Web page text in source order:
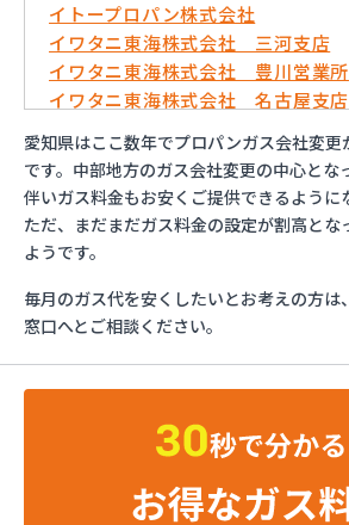
イトープロパン株式会社
イワタニ東海株式会社 三河支店
イワタニ東海株式会社 豊川営業所
イワタニ東海株式会社 名古屋支店
イワタニ東海株式会社 名古屋南営
およべプロパン
ガスショップイチカワ
ガステックサービス株式会社 安
ガステックサービス株式会社 西三
ガステックサービス株式会社 蒲
ガステックサービス株式会社 吉良
ガステックサービス株式会社 新
ガステックサービス株式会社 西
ガステックサービス株式会社 尾
ガステックサービス株式会社 豊川
愛知県はここ数年でプロパンガス会社変更
です。中部地方のガス会社変更の中心とな
伴いガス料金もお安くご提供できるように
ただ、まだまだガス料金の設定が割高とな
ようです。
毎月のガス代を安くしたいとお考えの方は
窓口へとご相談ください。